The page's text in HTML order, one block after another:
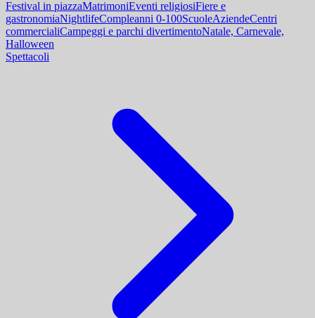
Festival in piazzaMatrimoniEventi religiosiFiere e
gastronomiaNightlifeCompleanni 0-100ScuoleAziendeCentri
commercialiCampeggi e parchi divertimentoNatale, Carnevale,
Halloween
Spettacoli